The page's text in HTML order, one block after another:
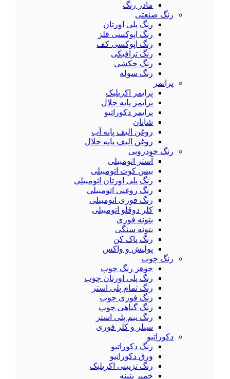
مادر رنگ
رنگ صنعتی
رنگ پلی اورتان
رنگ اپوکسی فلز
رنگ اپوکسی کف
رنگ ترافیکی
رنگ چکشی
رنگ سوله
پرایمر
پرایمر اکریلیک
پرایمر پایه حلال
پرایمر دکوراتیو
شاپان
روغن الیف پایه آب
روغن الیف پایه حلال
رنگ خودرویی
آستر اتومبیلی
بیس کوت اتومبیلی
رنگ پلی اورتان اتومبیلی
رنگ روغنی اتومبیلی
رنگ فوری اتومبیلی
کلر دوقلو اتومبیلی
بتونه فوری
بتونه سنگی
رنگ پاک کن
پولیش و واکس
رنگ چوب
جوهر رنگ چوب
رنگ پلی اورتان چوب
رنگ تمام پلی استر
رنگ فوری چوب
رنگ گیاهی چوب
رنگ نیم پلی استر
سیلر و کلر فوری
دکوراتیو
رنگ دکوراتیو
ورق دکوراتیو
رنگ تزیینی اکریلیک
خمیر پتینه